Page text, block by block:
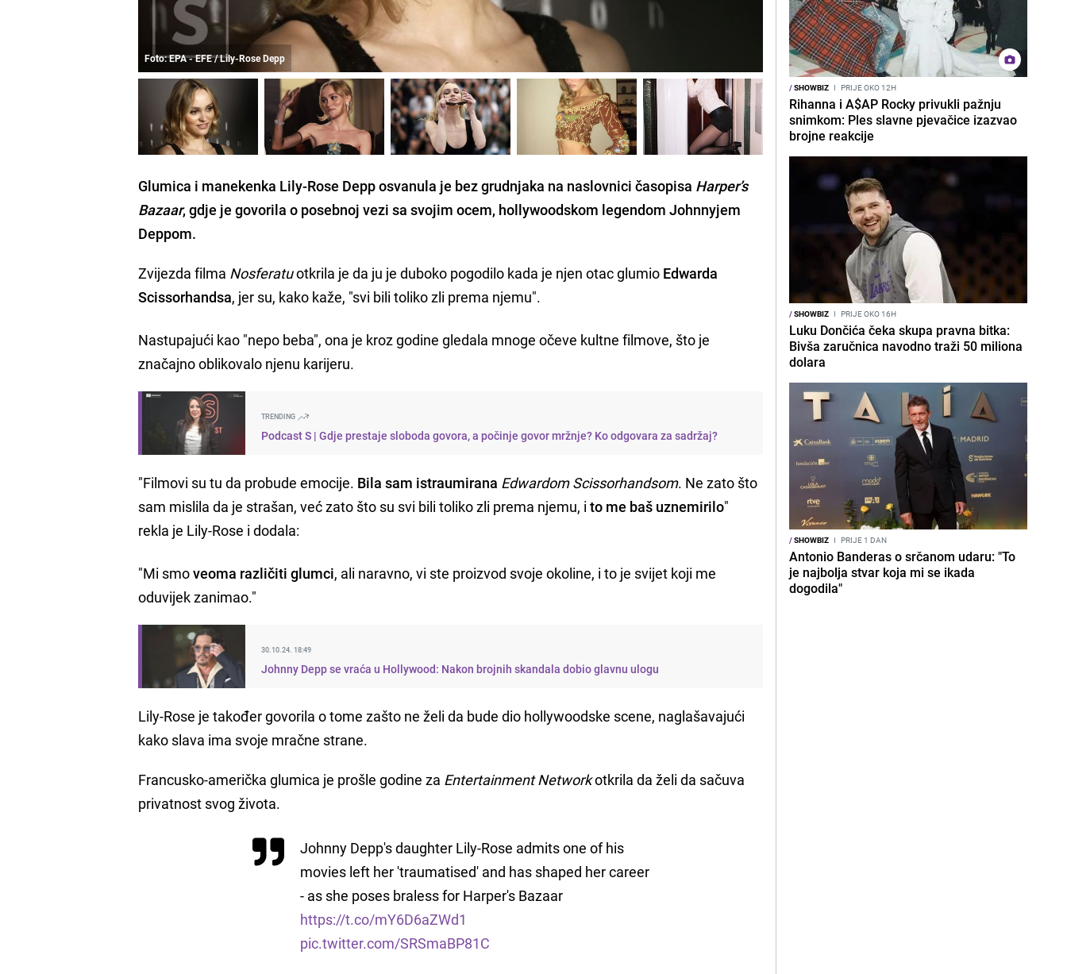
Foto: EPA - EFE / Lily-Rose Depp
Glumica i manekenka Lily-Rose Depp osvanula je bez grudnjaka na naslovnici časopisa Harper’s
Bazaar, gdje je govorila o posebnoj vezi sa svojim ocem, hollywoodskom legendom Johnnyjem
Deppom.
Zvijezda filma Nosferatuotkrila je da ju je duboko pogodilo kada je njen otac glumio Edwarda
Scissorhandsa, jer su, kako kaže, "svi bili toliko zli prema njemu".
Nastupajući kao "nepo beba", ona je kroz godine gledala mnoge očeve kultne filmove, što je
značajno oblikovalo njenu karijeru.
TRENDING
Podcast S | Gdje prestaje sloboda govora, a počinje govor mržnje? Ko odgovara za sadržaj?
"Filmovi su tu da probude emocije. Bila sam istraumirana Edwardom Scissorhandsom. Ne zato što
sam mislila da je strašan, već zato što su svi bili toliko zli prema njemu, ito me baš uznemirilo"
rekla je Lily-Rose i dodala:
"Mi smoveoma različiti glumci, ali naravno, vi ste proizvod svoje okoline, i to je svijet koji me
oduvijek zanimao."
30.10.24. 18:49
Johnny Depp se vraća u Hollywood: Nakon brojnih skandala dobio glavnu ulogu
Lily-Rose je također govorila o tome zašto ne želi da bude dio hollywoodske scene, naglašavajući
kako slava ima svoje mračne strane.
Francusko-američka glumica je prošle godine za Entertainment Networkotkrila da želi da sačuva
privatnost svog života.
Johnny Depp's daughter Lily-Rose admits one of his
movies left her 'traumatised' and has shaped her career
- as she poses braless for Harper's Bazaar
https://t.co/mY6D6aZWd1
pic.twitter.com/SRSmaBP81C
/SHOWBIZ I PRIJE OKO 12H
Rihanna i A$AP Rocky privukli pažnju
snimkom: Ples slavne pjevačice izazvao
brojne reakcije
/SHOWBIZ I PRIJE OKO 16H
Luku Dončića čeka skupa pravna bitka:
Bivša zaručnica navodno traži 50 miliona
dolara
/SHOWBIZ I PRIJE 1 DAN
Antonio Banderas o srčanom udaru: "To
je najbolja stvar koja mi se ikada
dogodila"